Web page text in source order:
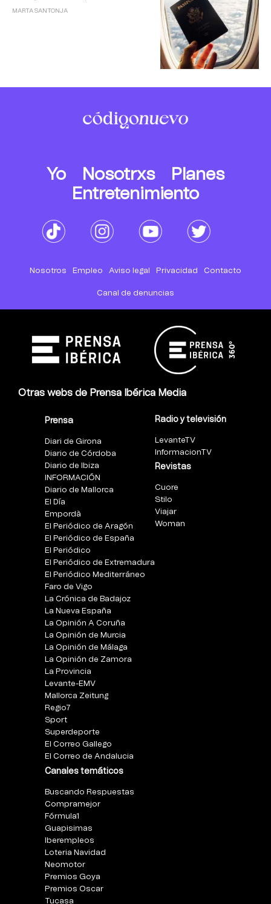
MARTA SANTONJA
Yo Nosotrxs
Planes
Entretenimiento
Nosotros Empleo Aviso legal Privacidad Contacto
Canal de denuncias
Otras webs de Prensa Ibérica Media
Prensa
Diari de Girona
Diario de Córdoba
Diario de Ibiza
INFORMACIÓN
Diario de Mallorca
El Día
Empordà
El Periódico de Aragón
El Periódico de España
El Periódico
El Periódico de Extremadura
El Periódico Mediterráneo
Faro de Vigo
La Crónica de Badajoz
La Nueva España
La Opinión A Coruña
La Opinión de Murcia
La Opinión de Málaga
La Opinión de Zamora
La Provincia
Levante-EMV
Mallorca Zeitung
Regio7
Sport
Superdeporte
El Correo Gallego
El Correo de Andalucia
Canales temáticos
Buscando Respuestas
Compramejor
Fórmula1
Guapisimas
Iberempleos
Loteria Navidad
Neomotor
Premios Goya
Premios Oscar
Tucasa
Radio y televisión
LevanteTV
InformacionTV
Revistas
Cuore
Stilo
Viajar
Woman